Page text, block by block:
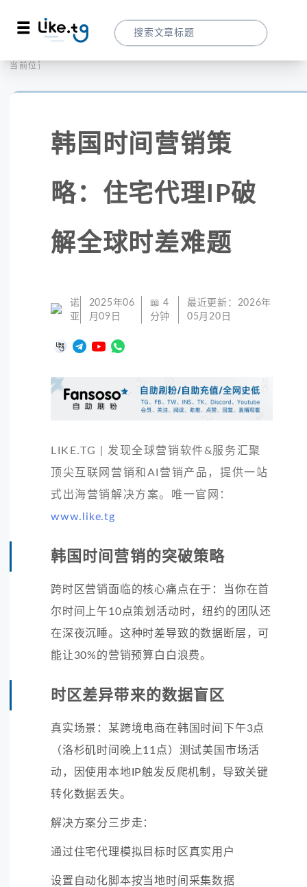
当前位置：
韩国时间营销策
略：住宅代理IP破
解全球时差难题
诺
亚
2025年06
月09日
📖 4
分钟
最近更新： 2026年
05月20日
LIKE.TG | 发现全球营销软件&服务汇聚
顶尖互联网营销和AI营销产品，提供一站
式出海营销解决方案。唯一官网：
www.like.tg
韩国时间营销的突破策略
跨时区营销面临的核心痛点在于：当你在首
尔时间上午10点策划活动时，纽约的团队还
在深夜沉睡。这种时差导致的数据断层，可
能让30%的营销预算白白浪费。
时区差异带来的数据盲区
真实场景：某跨境电商在韩国时间下午3点
（洛杉矶时间晚上11点）测试美国市场活
动，因使用本地IP触发反爬机制，导致关键
转化数据丢失。
解决方案分三步走：
通过住宅代理模拟目标时区真实用户
设置自动化脚本按当地时间采集数据